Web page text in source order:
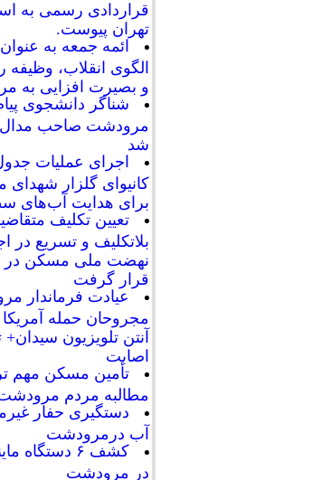
قراردادی رسمی به
تهران پیوست.
ائمه جمعه به
الگوی انقلاب،
و بصیرت افزایی به
شناگر دانشجوی
مرودشت صاحب مدال
شد
اجرای عملیات
کانیوای گلزار
برای هدایت آب‌های
تعیین تکلیف
بلاتکلیف و تسریع در
نهضت ملی مسکن در
قرار گرفت
عیادت فرماندار
مجروحان حمله آمریکا
آنتن تلویزیون سیدان+
اصابت
تأمین مسکن مهم
مطالبه مردم
دستگیری حفار
آب درمرودشت
کشف ۶ دستگاه
در مرودشت